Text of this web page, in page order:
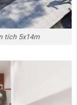
tích 5x14m